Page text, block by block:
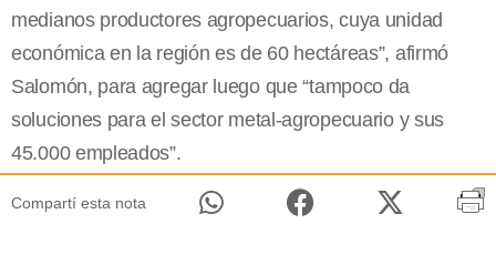
medianos productores agropecuarios, cuya unidad
económica en la región es de 60 hectáreas”, afirmó
Salomón, para agregar luego que “tampoco da
soluciones para el sector metal-agropecuario y sus
45.000 empleados”.
Compartí esta nota